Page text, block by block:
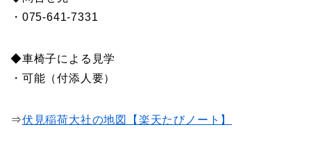
・075-641-7331
◆車椅子による見学
・可能（付添人要）
⇒伏見稲荷大社の地図【楽天たびノート】